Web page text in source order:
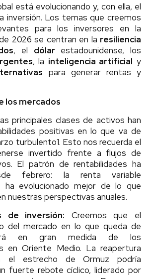
está evolucionando y, con ella, el
inversión. Los temas que creemos
para los inversores en la
2026 se centran en la resiliencia
, el dólarestadounidense, los
, la inteligencia artificial y
para generar rentas y
los mercados
principales clases de activos han
positivas en lo que va de
turbulento1. Esto nos recuerda el
invertido frente a flujos de
El patrón de rentabilidades ha
febrero: la renta variable
ha evolucionado mejor de lo que
nuestras perspectivas anuales.
de inversión: Creemos que el
del mercado en lo que queda de
en gran medida de los
en Oriente Medio. La reapertura
el estrecho de Ormuz podría
fuerte rebote cíclico, liderado por